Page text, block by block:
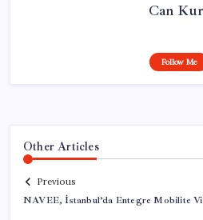
Can
Follow Me
Other Articles
Previous
NAVEE, İstanbul’da Entegre Mobilite